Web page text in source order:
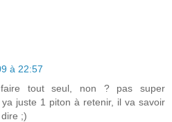
à 22:57
tout seul, non ? pas super
juste 1 piton à retenir, il va savoir
;)